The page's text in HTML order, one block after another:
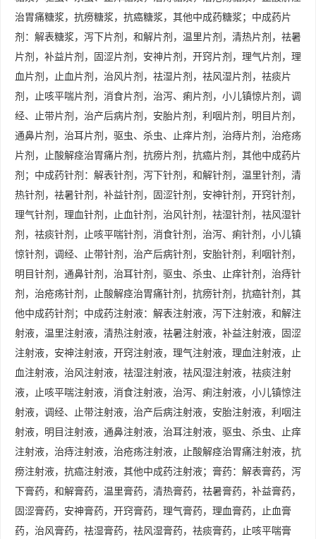
治胃痛糖浆，抗痨糖浆，抗癌糖浆，其他中成药糖浆；中成药片
剂：解表糖浆，泻下片剂，和解片剂，温里片剂，清热片剂，祛暑
片剂，补益片剂，固涩片剂，安神片剂，开窍片剂，理气片剂，理
血片剂，止血片剂，治风片剂，祛湿片剂，祛风湿片剂，祛痰片
剂，止咳平喘片剂，消食片剂，治泻、痢片剂，小儿镇惊片剂，调
经、止带片剂，治产后病片剂，安胎片剂，利咽片剂，明目片剂，
通鼻片剂，治耳片剂，驱虫、杀虫、止痒片剂，治痔片剂，治疮疡
片剂，止酸解痉治胃痛片剂，抗痨片剂，抗癌片剂，其他中成药片
剂；中成药针剂：解表针剂，泻下针剂，和解针剂，温里针剂，清
热针剂，祛暑针剂，补益针剂，固涩针剂，安神针剂，开窍针剂，
理气针剂，理血针剂，止血针剂，治风针剂，祛湿针剂，祛风湿针
剂，祛痰针剂，止咳平喘针剂，消食针剂，治泻、痢针剂，小儿镇
惊针剂，调经、止带针剂，治产后病针剂，安胎针剂，利咽针剂，
明目针剂，通鼻针剂，治耳针剂，驱虫、杀虫、止痒针剂，治痔针
剂，治疮疡针剂，止酸解痉治胃痛针剂，抗痨针剂，抗癌针剂，其
他中成药针剂；中成药注射液：解表注射液，泻下注射液，和解注
射液，温里注射液，清热注射液，祛暑注射液，补益注射液，固涩
注射液，安神注射液，开窍注射液，理气注射液，理血注射液，止
血注射液，治风注射液，祛湿注射液，祛风湿注射液，祛痰注射
液，止咳平喘注射液，消食注射液，治泻、痢注射液，小儿镇惊注
射液，调经、止带注射液，治产后病注射液，安胎注射液，利咽注
射液，明目注射液，通鼻注射液，治耳注射液，驱虫、杀虫、止痒
注射液，治痔注射液，治疮疡注射液，止酸解痉治胃痛注射液，抗
痨注射液，抗癌注射液，其他中成药注射液；膏药：解表膏药，泻
下膏药，和解膏药，温里膏药，清热膏药，祛暑膏药，补益膏药，
固涩膏药，安神膏药，开窍膏药，理气膏药，理血膏药，止血膏
药，治风膏药，祛湿膏药，祛风湿膏药，祛痰膏药，止咳平喘膏